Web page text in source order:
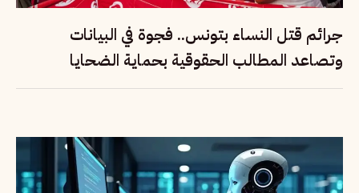
جرائم قتل النساء بتونس.. فجوة في البيانات
وتصاعد المطالب الحقوقية بحماية الضحايا